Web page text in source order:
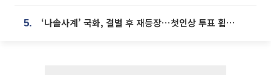
5. ‘나솔사계’ 국화, 결별 후 재등장⋯첫인상 투표 휩쓸고 ‘인기녀’ 등극